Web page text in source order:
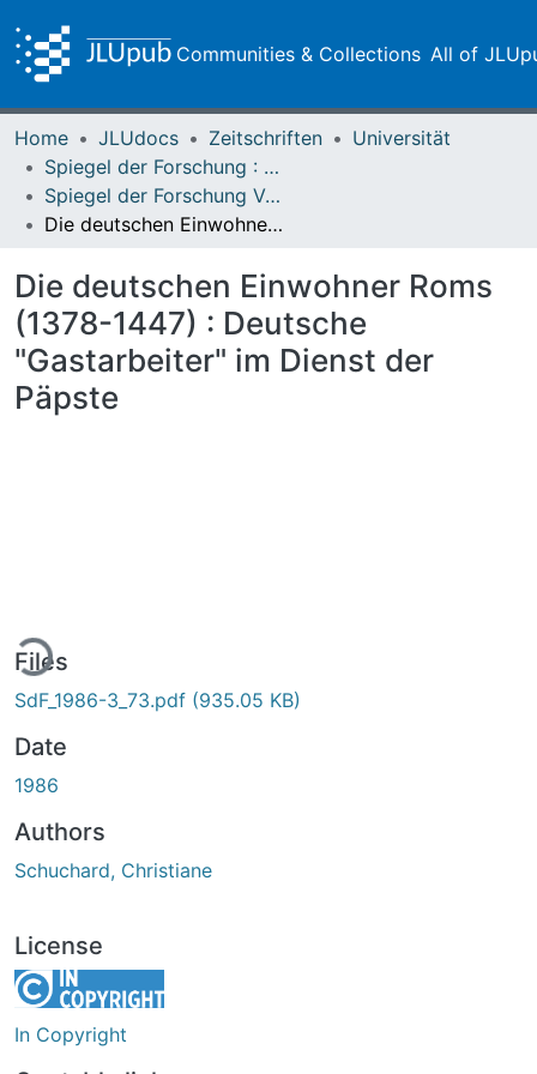
Communities & Collections All of
Home JLUdocs Zeitschriften
Universität
Spiegel der Forschung : Wissenschaftsmagazin
Spiegel der Forschung Vol. 03 (1986) Heft 3
Die deutschen Einwohner Roms (1378-1447) : Deutsche "Gastarbeiter" im Dienst der Päpste
Die deutschen Einwohner Roms
(1378-1447) : Deutsche
"Gastarbeiter" im Dienst der
Päpste
Files
SdF_1986-3_73.pdf (935.05 KB)
Date
1986
Authors
Schuchard, Christiane
License
In Copyright